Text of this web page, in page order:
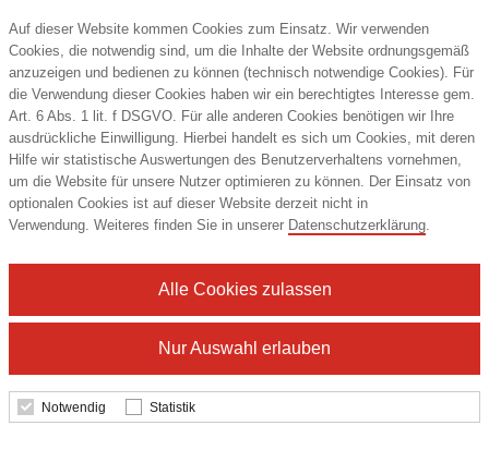
Schreibmappe A4 mit Klemmbrett
EUROSTYLE
ab 18,25 €
Details
Auf dieser Website kommen Cookies zum Einsatz. Wir verwenden
Cookies, die notwendig sind, um die Inhalte der Website ordnungsgemäß
anzuzeigen und bedienen zu können (technisch notwendige Cookies). Für
die Verwendung dieser Cookies haben wir ein berechtigtes Interesse gem.
Art. 6 Abs. 1 lit. f DSGVO. Für alle anderen Cookies benötigen wir Ihre
ausdrückliche Einwilligung. Hierbei handelt es sich um Cookies, mit deren
Hilfe wir statistische Auswertungen des Benutzerverhaltens vornehmen,
um die Website für unsere Nutzer optimieren zu können. Der Einsatz von
optionalen Cookies ist auf dieser Website derzeit nicht in
Verwendung. Weiteres finden Sie in unserer Datenschutzerklärung.
Nur Auswahl erlauben
Alle Cookies zulassen
Notwendig Statistik